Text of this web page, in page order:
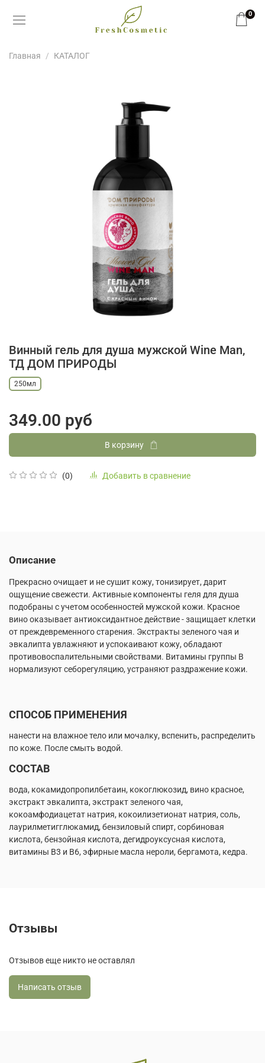
0
Главная КАТАЛОГ
Винный гель для душа мужской Wine Man,
ТД ДОМ ПРИРОДЫ
(0) Добавить в сравнение
250мл
349.00 руб
В корзину
Описание
Прекрасно очищает и не сушит кожу, тонизирует, дарит
ощущение свежести. Активные компоненты геля для душа
подобраны с учетом особенностей мужской кожи. Красное
вино оказывает антиоксидантное действие - защищает клетки
от преждевременного старения. Экстракты зеленого чая и
эвкалипта увлажняют и успокаивают кожу, обладают
противовоспалительными свойствами. Витамины группы В
нормализуют себорегуляцию, устраняют раздражение кожи.
СПОСОБ ПРИМЕНЕНИЯ
нанести на влажное тело или мочалку, вспенить, распределить
по коже. После смыть водой.
СОСТАВ
вода, кокамидопропилбетаин, кокоглюкозид, вино красное,
экстракт эвкалипта, экстракт зеленого чая,
кокоамфодиацетат натрия, кокоилизетионат натрия, соль,
лаурилметигглюкамид, бензиловый спирт, сорбиновая
кислота, бензойная кислота, дегидроуксусная кислота,
витамины В3 и В6, эфирные масла нероли, бергамота, кедра.
Отзывы
Отзывов еще никто не оставлял
Написать отзыв